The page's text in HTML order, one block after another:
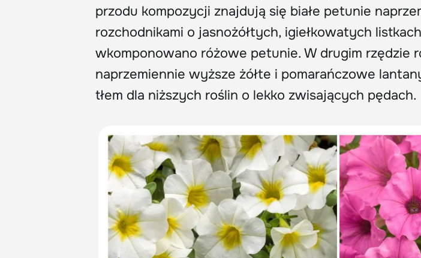
przodu kompozycji znajdują się białe petunie
rozchodnikami o jasnożółtych, igiełkowatych
wkomponowano różowe petunie. W drugim rzędzie
naprzemiennie wyższe żółte i pomarańczowe
tłem dla niższych roślin o lekko zwisających pędach.